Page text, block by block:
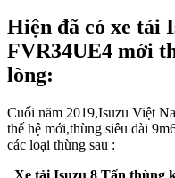
Hiện đã có xe tải
FVR34UE4 mới
lòng:
Cuối năm 2019,Isuzu Việt
thế hệ mới,thùng siêu dài
các loại thùng sau :
Xe tải Isuzu 8 Tấn thùng